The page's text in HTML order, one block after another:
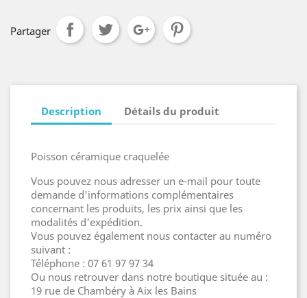
Partager
Description Détails du produit
Poisson céramique craquelée
Vous pouvez nous adresser un e-mail pour toute
demande d'informations complémentaires
concernant les produits, les prix ainsi que les
modalités d'expédition.
Vous pouvez également nous contacter au numéro
suivant :
Téléphone : 07 61 97 97 34
Ou nous retrouver dans notre boutique située au :
19 rue de Chambéry à Aix les Bains